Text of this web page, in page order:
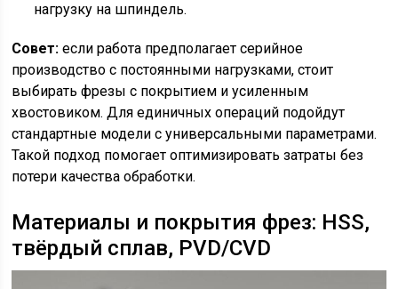
нагрузку на шпиндель.
Совет: если работа предполагает серийное
производство с постоянными нагрузками, стоит
выбирать фрезы с покрытием и усиленным
хвостовиком. Для единичных операций подойдут
стандартные модели с универсальными параметрами.
Такой подход помогает оптимизировать затраты без
потери качества обработки.
Материалы и покрытия фрез: HSS,
твёрдый сплав, PVD/CVD